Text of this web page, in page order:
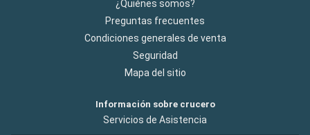
¿Quiénes somos?
Preguntas frecuentes
Condiciones generales de venta
Seguridad
Mapa del sitio
Información sobre crucero
Servicios de Asistencia